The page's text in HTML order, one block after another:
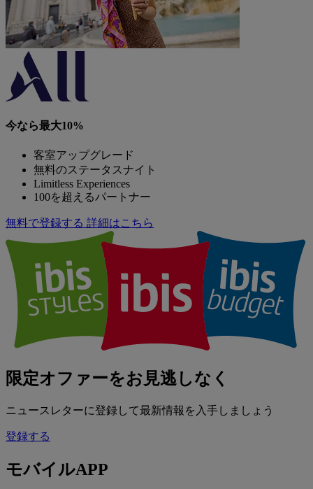
今なら最大10%
客室アップグレード
無料のステータスナイト
Limitless Experiences
100を超えるパートナー
無料で登録する 詳細はこちら
限定オファーをお見逃しなく
ニュースレターに登録して最新情報を入手しましょう
登録する
モバイルAPP